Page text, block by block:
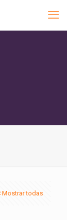
Mostrar todas